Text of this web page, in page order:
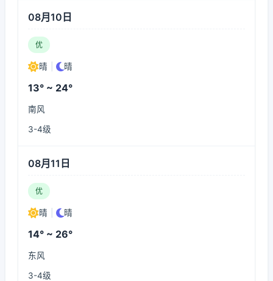
08月10日
优
晴 晴
13° ~ 24°
南风
3-4级
08月11日
优
晴 晴
14° ~ 26°
东风
3-4级